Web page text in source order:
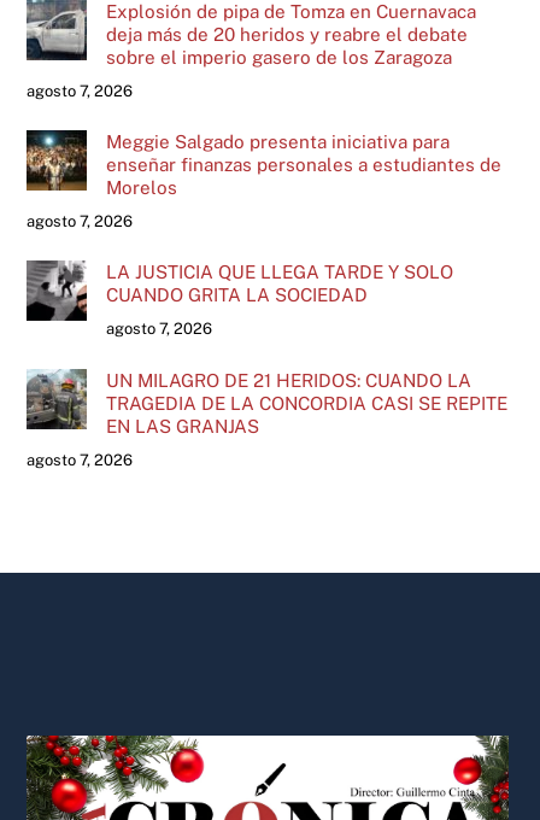
Explosión de pipa de Tomza en Cuernavaca
deja más de 20 heridos y reabre el debate
sobre el imperio gasero de los Zaragoza
agosto 7, 2026
Meggie Salgado presenta iniciativa para
enseñar finanzas personales a estudiantes de
Morelos
agosto 7, 2026
LA JUSTICIA QUE LLEGA TARDE Y SOLO
CUANDO GRITA LA SOCIEDAD
agosto 7, 2026
UN MILAGRO DE 21 HERIDOS: CUANDO LA
TRAGEDIA DE LA CONCORDIA CASI SE REPITE
EN LAS GRANJAS
agosto 7, 2026
To
Top